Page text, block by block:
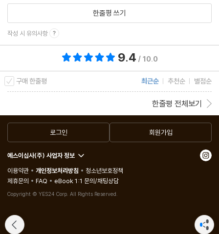
한줄평 쓰기
작성 시 유의사항
9.4 / 10.0
구매 한줄평 최근순 추천순 별점순
한줄평 전체보기
로그인 회원가입
예스이십사(주) 사업자 정보
이용약관
개인정보처리방침
청소년보호정책
제휴문의
FAQ eBook 1:1 문의/채팅상담
Copyright © YES24 Corp. All Rights Reserved.